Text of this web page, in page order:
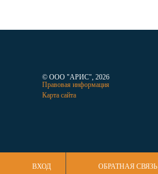
ВХОД ОБРАТНАЯ СВЯЗЬ
© ООО "АРИС", 2026
Правовая информация
Карта сайта